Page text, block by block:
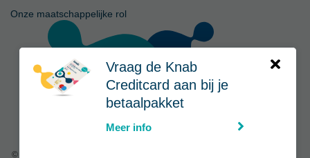
Vraag de Knab
Creditcard aan bij je
betaalpakket
Meer info
Onze maatschappelijke rol
© Knab